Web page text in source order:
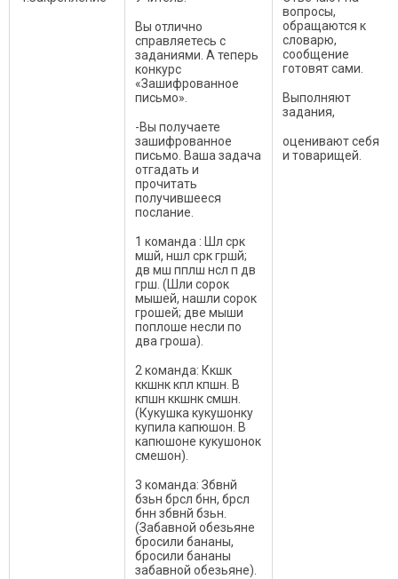
Вы отлично
справляетесь с
заданиями. А теперь
конкурс
«Зашифрованное
письмо».
-Вы получаете
зашифрованное
письмо. Ваша задача
отгадать и
прочитать
получившееся
послание.
1 команда : Шл срк
мшй, ншл срк гршй;
дв мш пплш нсл п дв
грш. (Шли сорок
мышей, нашли сорок
грошей; две мыши
поплоше несли по
два гроша).
2 команда: Ккшк
ккшнк кпл кпшн. В
кпшн ккшнк смшн.
(Кукушка кукушонку
купила капюшон. В
капюшоне кукушонок
смешон).
3 команда: Збвнй
бзьн брсл бнн, брсл
бнн збвнй бзьн.
(Забавной обезьяне
бросили бананы,
бросили бананы
забавной обезьяне).
вопросы,
обращаются к
словарю,
сообщение
готовят сами.
Выполняют
задания,
оценивают себя
и товарищей.